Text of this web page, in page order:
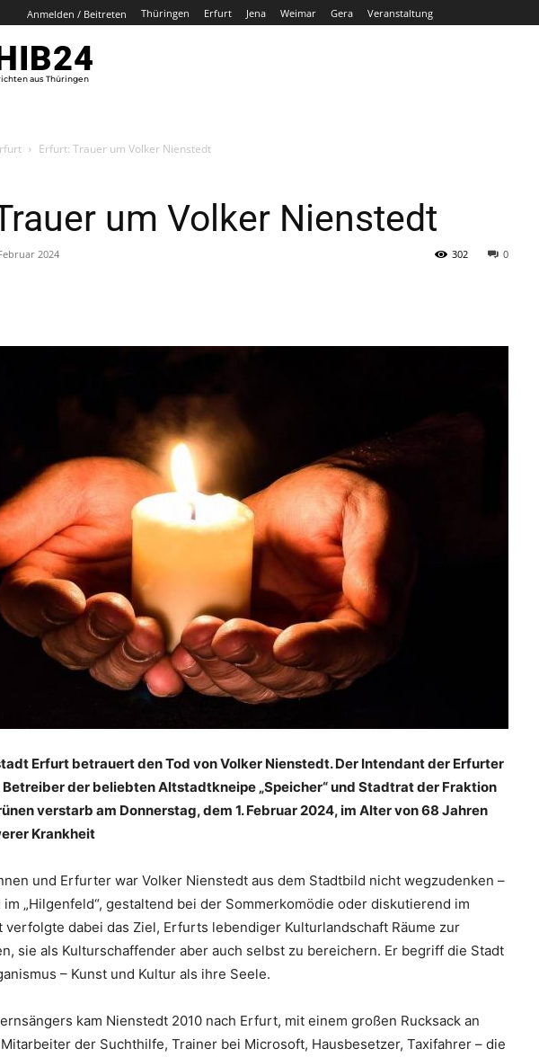
Anmelden / Beitreten Thüringen Erfurt Jena Weimar Gera Veranstaltung
aus Thüringen
Erfurt: Trauer um Volker Nienstedt
um Volker Nienstedt
2024 0
302
Erfurt betrauert den Tod von Volker Nienstedt. Der Intendant der Erfurter
der beliebten Altstadtkneipe „Speicher“ und Stadtrat der Fraktion
verstarb am Donnerstag, dem 1. Februar 2024, im Alter von 68 Jahren
Krankheit
und Erfurter war Volker Nienstedt aus dem Stadtbild nicht wegzudenken –
„Hilgenfeld“, gestaltend bei der Sommerkomödie oder diskutierend im
verfolgte dabei das Ziel, Erfurts lebendiger Kulturlandschaft Räume zur
sie als Kulturschaffender aber auch selbst zu bereichern. Er begriff die Stadt
– Kunst und Kultur als ihre Seele.
kam Nienstedt 2010 nach Erfurt, mit einem großen Rucksack an
der Suchthilfe, Trainer bei Microsoft, Hausbesetzer, Taxifahrer – die